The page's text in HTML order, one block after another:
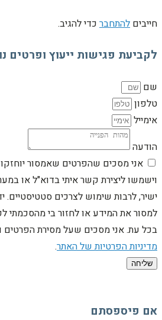
חייבים להתחבר כדי להגיב.
לקביעת פגישות ייעוץ ופרטים
שם
טלפון
אימייל
הודעה
אני מסכים שהפרטים שאמסור
וישמשו ליצירת קשר איתי בדוא"ל או
ישיר, לרבות שימוש לצרכים סטטיסטיים.
למסור את המידע או לחזור בי מהסכמתי
בכל עת. אני מסכים שעל מסירת
מדיניות הפרטיות של האתר.
שליחה
אם פיספסתם